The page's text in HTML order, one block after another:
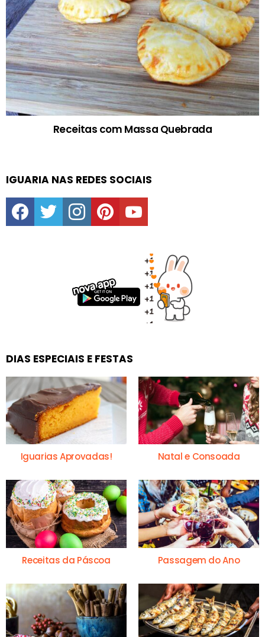
Receitas com Massa Quebrada
IGUARIA NAS REDES SOCIAIS
facebooktwitter instagrampinterestyoutube
DIAS ESPECIAIS E FESTAS
Iguarias Aprovadas! Natal e Consoada
Receitas da Páscoa Passagem do Ano